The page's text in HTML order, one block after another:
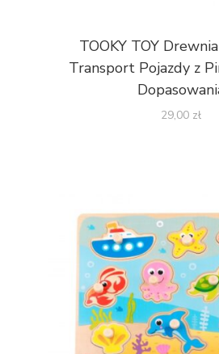
TOOKY TOY
Transport Pojazdy z
29,00 zł